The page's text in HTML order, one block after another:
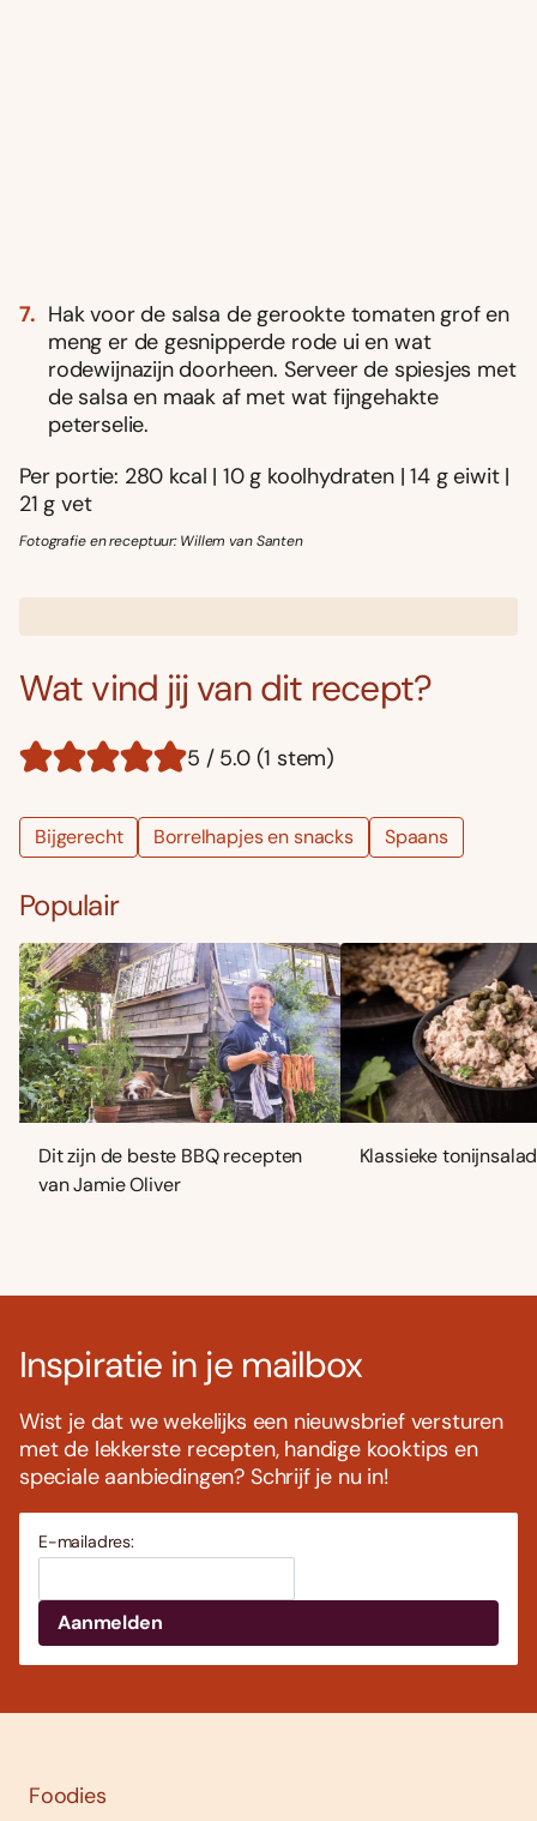
Hak voor de salsa de gerookte tomaten grof en
meng er de gesnipperde rode ui en wat
rodewijnazijn doorheen. Serveer de spiesjes met
de salsa en maak af met wat fijngehakte
peterselie.
Per portie: 280 kcal | 10 g koolhydraten | 14 g eiwit |
21 g vet
Fotografie en receptuur: Willem van Santen
Wat vind jij van dit recept?
5 / 5.0 (1 stem)
Bijgerecht Borrelhapjes en snacks Spaans
Populair
Dit zijn de beste BBQ recepten
van Jamie Oliver
Klassieke
Inspiratie in je mailbox
Wist je dat we wekelijks een nieuwsbrief versturen
met de lekkerste recepten, handige kooktips en
speciale aanbiedingen? Schrijf je nu in!
E-mailadres:
Foodies